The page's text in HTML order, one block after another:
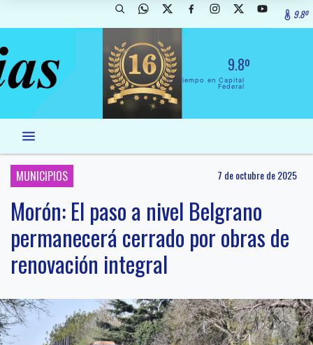
9.8º
9.8º
El Tiempo en Capital
Federal
MUNICIPIOS 7 de octubre de 2025
Morón: El paso a nivel Belgrano
permanecerá cerrado por obras de
renovación integral